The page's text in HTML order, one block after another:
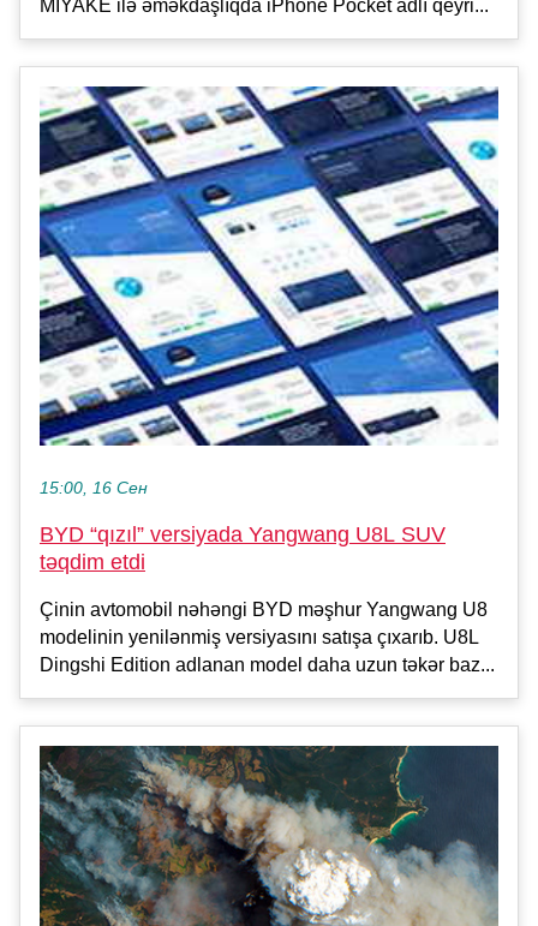
MIYAKE ilə əməkdaşlıqda iPhone Pocket adlı qeyri...
15:00, 16 Сен
BYD “qızıl” versiyada Yangwang U8L SUV
təqdim etdi
Çinin avtomobil nəhəngi BYD məşhur Yangwang U8
modelinin yenilənmiş versiyasını satışa çıxarıb. U8L
Dingshi Edition adlanan model daha uzun təkər baz...